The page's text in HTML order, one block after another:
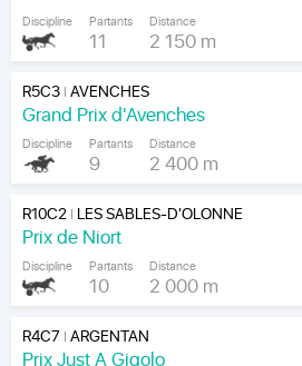
Discipline Partants
11
Distance
2 150 m
R5C3|AVENCHES
Grand Prix d'Avenches
Discipline Partants
9
Distance
2 400 m
R10C2| LES SABLES-D'OLONNE
Prix de Niort
Discipline Partants
10
Distance
2 000 m
R4C7 |ARGENTAN
Prix Just A Gigolo